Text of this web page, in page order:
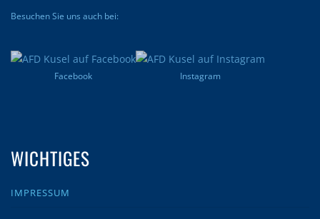
Besuchen Sie uns auch bei:
Facebook Instagram
WICHTIGES
IMPRESSUM